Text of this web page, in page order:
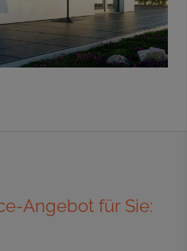
Angebot für Sie: